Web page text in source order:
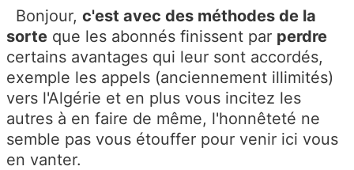
Bonjour, c'est avec des méthodes de la
sorte que les abonnés finissent par perdre
certains avantages qui leur sont accordés,
exemple les appels (anciennement illimités)
vers l'Algérie et en plus vous incitez les
autres à en faire de même, l'honnêteté ne
semble pas vous étouffer pour venir ici vous
en vanter.